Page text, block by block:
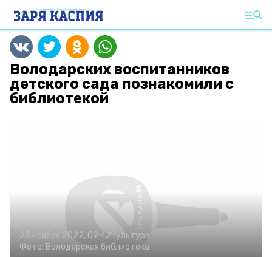
Володарских воспитанников
детского сада познакомили с
библиотекой
23 ноября 2022, 09:42Культура
Фото: Володарская библиотека